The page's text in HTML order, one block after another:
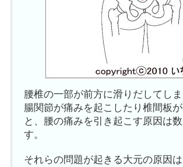
腰椎の一部が前方に滑りだしてし
腸関節が痛みを起こしたり椎間板
と、腰の痛みを引き起こす原因は
す。
それらの問題が起きる大元の原因